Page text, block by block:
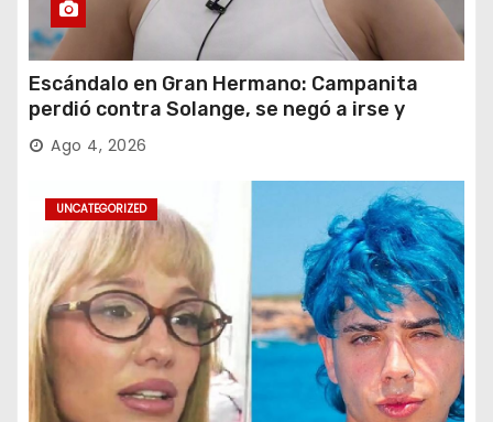
Escándalo en Gran Hermano: Campanita
perdió contra Solange, se negó a irse y
desafió al Big
Ago 4, 2026
UNCATEGORIZED